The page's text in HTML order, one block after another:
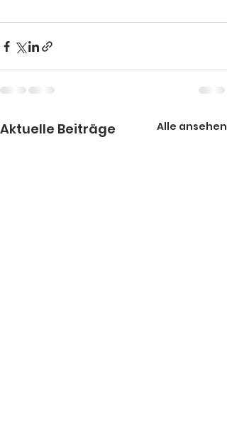
Aktuelle Beiträge Alle ansehen